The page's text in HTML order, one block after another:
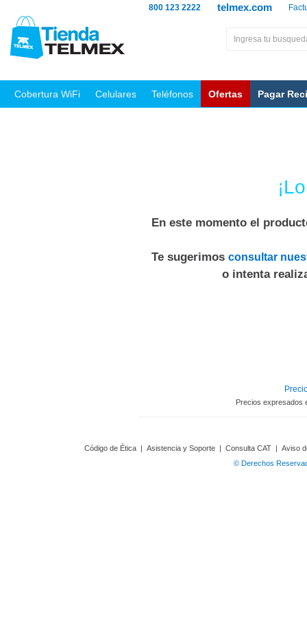
telmex.com
800 123 2222
Cobertura WiFi Celulares Teléfonos Ofertas Pagar
En este momento el
Te sugerimos consultar
o intenta
Precios expresados
Código de Ética | Asistencia y Soporte | Consulta CAT | Aviso
© Derechos